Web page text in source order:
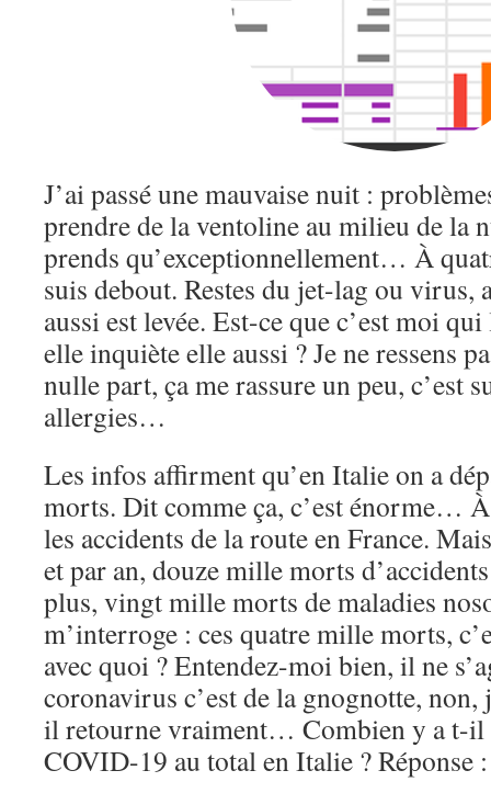
J’ai passé une mauvaise nuit :
prendre de la ventoline au milieu de la
prends qu’exceptionnellement… À
suis debout. Restes du jet-lag ou virus,
aussi est levée. Est-ce que c’est moi
elle inquiète elle aussi ? Je ne ressens
nulle part, ça me rassure un peu, c’est
allergies…
Les infos affirment qu’en Italie on a
morts. Dit comme ça, c’est énorme…
les accidents de la route en France.
et par an, douze mille morts
plus, vingt mille morts de maladies
m’interroge : ces quatre mille morts,
avec quoi ? Entendez-moi bien, il ne
coronavirus c’est de la gnognotte, non,
il retourne vraiment… Combien y a t-il
COVID-19 au total en Italie ? Réponse